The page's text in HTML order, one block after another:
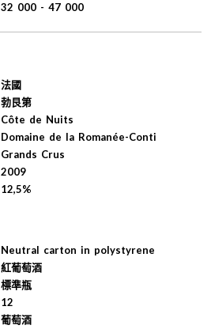
法國
勃艮第
Côte de Nuits
Domaine de la Romanée-Conti
Grands Crus
2009
12,5%
Neutral carton in polystyrene
紅葡萄酒
標準瓶
12
葡萄酒
32 000 - 47 000